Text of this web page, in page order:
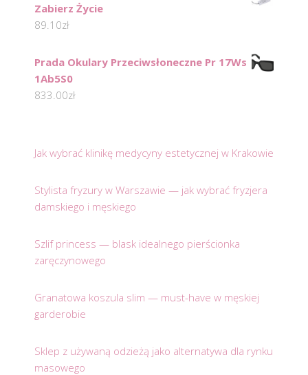
Zabierz Życie
89.10zł
Prada Okulary Przeciwsłoneczne Pr 17Ws
1Ab5S0
833.00zł
Jak wybrać klinikę medycyny estetycznej w Krakowie
Stylista fryzury w Warszawie — jak wybrać fryzjera
damskiego i męskiego
Szlif princess — blask idealnego pierścionka
zaręczynowego
Granatowa koszula slim — must-have w męskiej
garderobie
Sklep z używaną odzieżą jako alternatywa dla rynku
masowego